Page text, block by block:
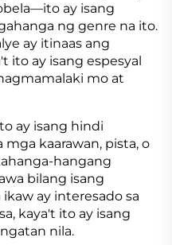
ay isang
ng genre na ito.
ay itinaas ang
ito ay isang espesyal
mo at
ay isang hindi
kaarawan, pista, o
hangang
bilang isang
ay interesado sa
kaya't ito ay isang
nila.